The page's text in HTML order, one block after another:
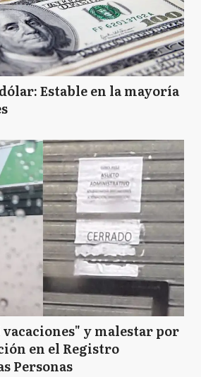
Andrés de Giles
Fernando
Isidro
Miguel
Lauquen
Estable en la mayoría
y malestar por
en el Registro
Personas